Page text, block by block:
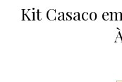
Kit Casaco